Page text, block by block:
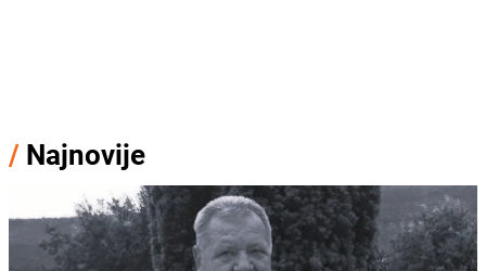
/ Najnovije